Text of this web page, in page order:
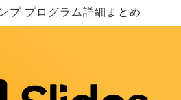
プ プログラム詳細まとめ